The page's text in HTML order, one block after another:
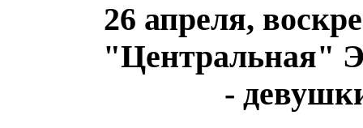
26 апреля,
"Центральная"
-